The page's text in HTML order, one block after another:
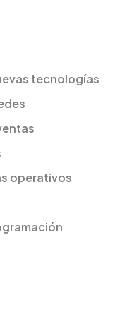
tecnologías
operativos